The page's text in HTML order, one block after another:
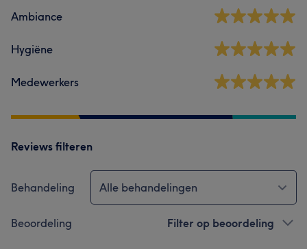
Ambiance
Hygiëne
Medewerkers
Reviews filteren
Behandeling Alle behandelingen
Beoordeling Filter op beoordeling